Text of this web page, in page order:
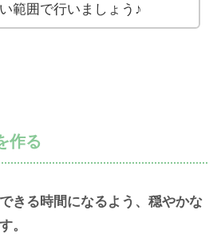
範囲で行いましょう♪
作る
きる時間になるよう、穏やかな
。